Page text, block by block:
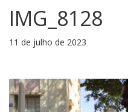
IMG_8128
11 de julho de 2023